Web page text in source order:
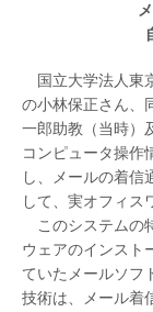
国立大学法人東
の小林保正さん、
一郎助教（当時）
コンピュータ操作
し、メールの着信
して、実オフィス
このシステムの
ウェアのインスト
ていたメールソフ
技術は、メール着